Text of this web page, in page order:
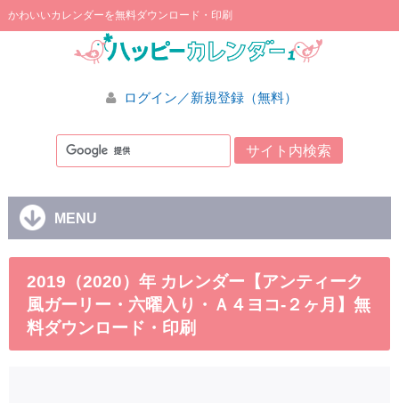
かわいいカレンダーを無料ダウンロード・印刷
ログイン／新規登録（無料）
MENU
2019（2020）年 カレンダー【アンティーク
風ガーリー・六曜入り・Ａ４ヨコ-２ヶ月】無
料ダウンロード・印刷